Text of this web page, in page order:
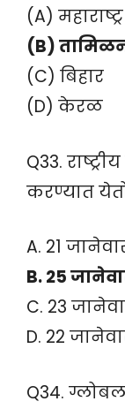
(A) महाराष्ट्र
(B)
(C) बिहार
(D) केरळ
Q33.
करण्यात
A. 21
B. 25
C. 23
D. 22
Q34.